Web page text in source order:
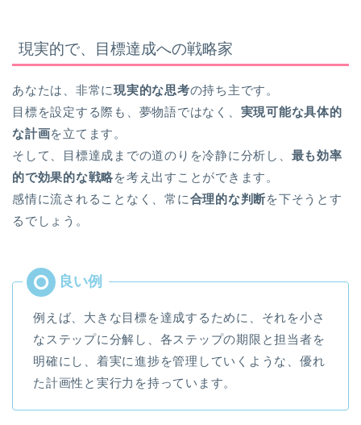
現実的で、目標達成への戦略家
あなたは、非常に現実的な思考の持ち主です。
目標を設定する際も、夢物語ではなく、 実現可能な具体的
な計画を立てます。
そして、目標達成までの道のりを冷静に分析し、 最も効率
的で効果的な戦略を考え出すことができます。
感情に流されることなく、常に合理的な判断を下そうとす
るでしょう。
例えば、大きな目標を達成するために、それを小さ
なステップに分解し、各ステップの期限と担当者を
明確にし、着実に進捗を管理していくような、優れ
た計画性と実行力を持っています。